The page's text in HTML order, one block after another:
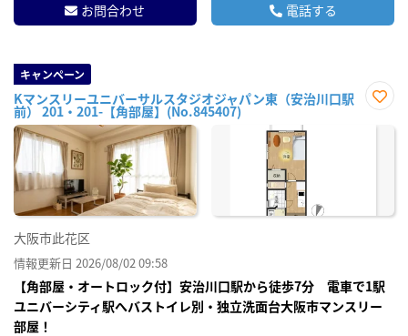
お問合わせ 電話する
キャンペーン
Kマンスリーユニバーサルスタジオジャパン東（安治川口駅
前） 201・201-【角部屋】(No.845407)
に入
大阪市此花区
情報更新日 2026/08/02 09:58
【角部屋・オートロック付】安治川口駅から徒歩7分 電車で1駅
ユニバーシティ駅へバストイレ別・独立洗面台大阪市マンスリー
部屋！